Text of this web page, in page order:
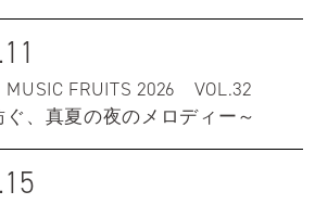
MUSIC FRUITS 2026 VOL.32
ぐ、真夏の夜のメロディー～